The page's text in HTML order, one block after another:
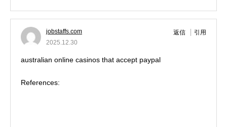
jobstaffs.com
2025.12.30
返信 引用
australian online casinos that accept paypal
References: